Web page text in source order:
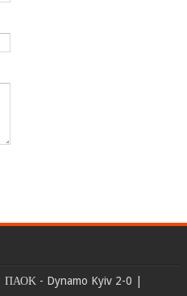
ΠΑΟΚ - Dynamo Kyiv 2-0 |